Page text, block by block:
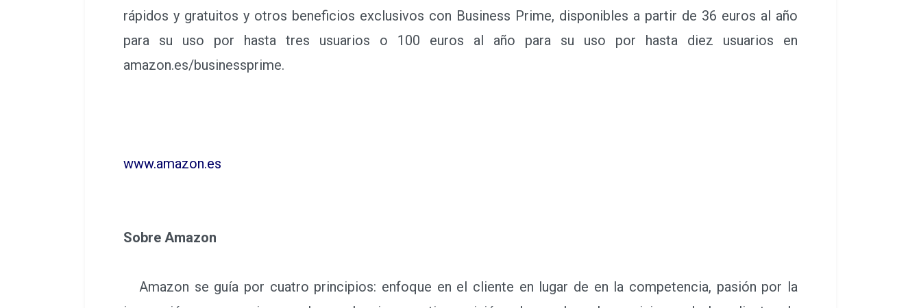
rápidos y gratuitos y otros beneficios exclusivos con Business Prime, disponibles a partir de 36 euros al año
para su uso por hasta tres usuarios o 100 euros al año para su uso por hasta diez usuarios en
amazon.es/businessprime.
www.amazon.es
Sobre Amazon
Amazon se guía por cuatro principios: enfoque en el cliente en lugar de en la competencia, pasión por la